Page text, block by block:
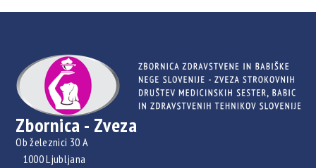
Zbornica - Zveza
Ob železnici 30 A
1000 Ljubljana